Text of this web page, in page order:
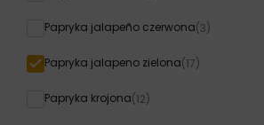
Papryka jalapeño czerwona(3)
Papryka jalapeno zielona(17)
Papryka krojona(12)